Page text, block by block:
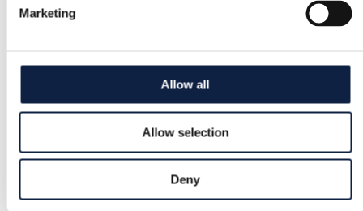
Marketing
Allow all
Allow selection
Deny
–
Spalva